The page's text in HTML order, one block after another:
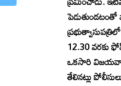
12.30 వరకు
ఒకసారి
తేలినట్లు